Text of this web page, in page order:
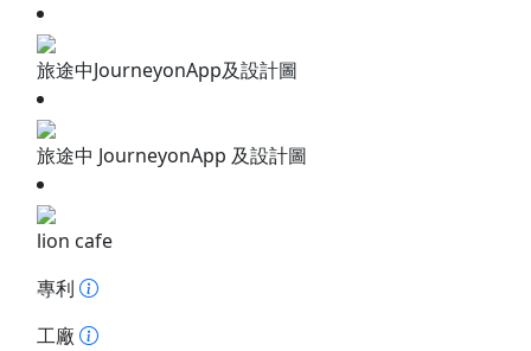
旅途中JourneyonApp及設計圖
旅途中 JourneyonApp 及設計圖
lion cafe
專利
工廠